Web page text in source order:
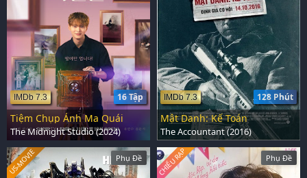
16 Tập
IMDb 7.3
Tiệm Chụp Ảnh Ma Quái
The Midnight Studio (2024)
128 Phút
IMDb 7.3
Mật Danh: Kế Toán
The Accountant (2016)
Phụ Đề
US-MOVIE Phụ Đề
CHIẾU RẠP